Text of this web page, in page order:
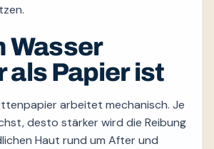
Wasser
als Papier ist
arbeitet mechanisch. Je
desto stärker wird die Reibung
Haut rund um After und